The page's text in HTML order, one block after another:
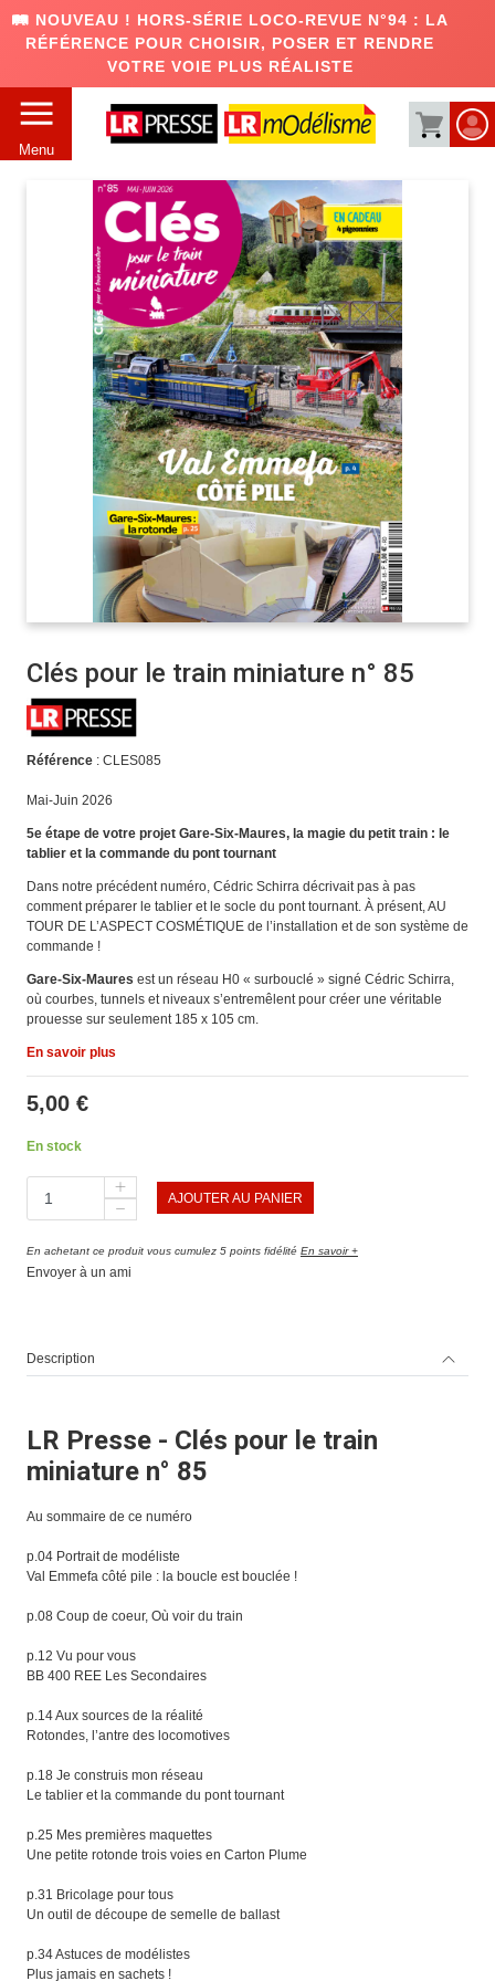
🛤️ NOUVEAU ! HORS-SÉRIE LOCO-REVUE N°94 : LA
RÉFÉRENCE POUR CHOISIR, POSER ET RENDRE
VOTRE VOIE PLUS RÉALISTE
Menu
Clés pour le train miniature n° 85
Référence: CLES085
Mai-Juin 2026
5e étape de votre projet Gare-Six-Maures, la magie du petit train : le
tablier et la commande du pont tournant
Dans notre précédent numéro, Cédric Schirra décrivait pas à pas
comment préparer le tablier et le socle du pont tournant. À présent, AU
TOUR DE L’ASPECT COSMÉTIQUE de l’installation et de son système de
commande !
Gare-Six-Maures est un réseau H0 « surbouclé » signé Cédric Schirra,
où courbes, tunnels et niveaux s’entremêlent pour créer une véritable
prouesse sur seulement 185 x 105 cm.
En savoir plus
5,00 €
En stock
AJOUTER AU PANIER
En achetant ce produit vous cumulez 5 points fidélité En savoir +
Envoyer à un ami
Description
LR Presse - Clés pour le train
miniature n° 85
Au sommaire de ce numéro
p.04 Portrait de modéliste
Val Emmefa côté pile : la boucle est bouclée !
p.08 Coup de coeur, Où voir du train
p.12 Vu pour vous
BB 400 REE Les Secondaires
p.14 Aux sources de la réalité
Rotondes, l’antre des locomotives
p.18 Je construis mon réseau
Le tablier et la commande du pont tournant
p.25 Mes premières maquettes
Une petite rotonde trois voies en Carton Plume
p.31 Bricolage pour tous
Un outil de découpe de semelle de ballast
p.34 Astuces de modélistes
Plus jamais en sachets !